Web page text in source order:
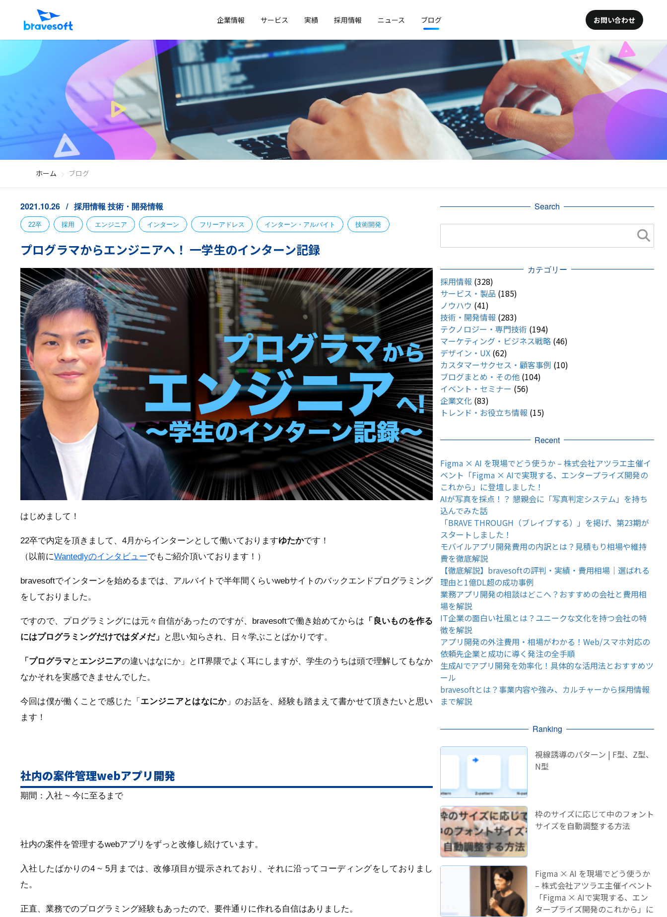
企業情報 サービス 実績 採用情報 ニュース ブログ お問い合わせ
ホーム ブログ
2021.10.26 採用情報 技術・開発情報
22卒 採用 エンジニア インターン フリーアドレス インターン・アルバイト 技術開発
プログラマからエンジニアへ！ 一学生のインターン記録
はじめまして！
22卒で内定を頂きまして、4月からインターンとして働いておりますゆたかです！
（以前にWantedlyのインタビューでもご紹介頂いております！）
bravesoftでインターンを始めるまでは、アルバイトで半年間くらいwebサイトのバックエンドプログラミング
をしておりました。
ですので、プログラミングには元々自信があったのですが、bravesoftで働き始めてからは 「良いものを作る
にはプログラミングだけではダメだ」
と思い知らされ、日々学ぶことばかりです。
「プログラマと エンジニアの違いはなにか」とIT界隈でよく耳にしますが、学生のうちは頭で理解してもなか
なかそれを実感できませんでした。
今回は僕が働くことで感じた「 エンジニアとはなにか」のお話を、経験も踏まえて書かせて頂きたいと思い
ます！
社内の案件管理webアプリ開発
期間：入社 ~ 今に至るまで
社内の案件を管理するwebアプリをずっと改修し続けています。
入社したばかりの4 ~ 5月までは、改修項目が提示されており、それに沿ってコーディングをしておりまし
た。
正直、業務でのプログラミング経験もあったので、要件通りに作れる自信はありました。
Search
カテゴリー
採用情報 (328)
サービス・製品 (185)
ノウハウ (41)
技術・開発情報 (283)
テクノロジー・専門技術 (194)
マーケティング・ビジネス戦略 (46)
デザイン・UX (62)
カスタマーサクセス・顧客事例 (10)
ブログまとめ・その他 (104)
イベント・セミナー (56)
企業文化 (83)
トレンド・お役立ち情報 (15)
Recent
Figma × AI を現場でどう使うか – 株式会社アツラエ主催イ
ベント「Figma × AIで実現する、エンタープライズ開発の
これから」に登壇しました！
AIが写真を採点！？ 懇親会に「写真判定システム」を持ち
込んでみた話
「BRAVE THROUGH（ブレイブする）」を掲げ、第23期が
スタートしました！
モバイルアプリ開発費用の内訳とは？見積もり相場や維持
費を徹底解説
【徹底解説】bravesoftの評判・実績・費用相場｜選ばれる
理由と1億DL超の成功事例
業務アプリ開発の相談はどこへ？おすすめの会社と費用相
場を解説
IT企業の面白い社風とは？ユニークな文化を持つ会社の特
徴を解説
アプリ開発の外注費用・相場がわかる！Web/スマホ対応の
依頼先企業と成功に導く発注の全手順
生成AIでアプリ開発を効率化！具体的な活用法とおすすめツ
ール
bravesoftとは？事業内容や強み、カルチャーから採用情報
まで解説
Ranking
視線誘導のパターン | F型、Z型、
N型
枠のサイズに応じて中のフォント
サイズを自動調整する方法
Figma × AI を現場でどう使うか
– 株式会社アツラエ主催イベント
「Figma × AIで実現する、エン
タープライズ開発のこれから」に